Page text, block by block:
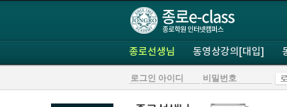
종로선생님 동영상강의[대입]